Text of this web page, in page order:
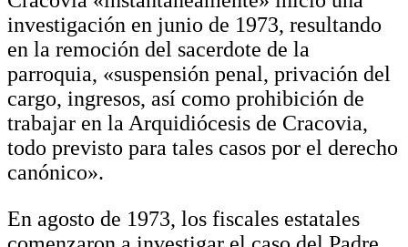
investigación en junio de 1973, resultando
en la remoción del sacerdote de la
parroquia, «suspensión penal, privación del
cargo, ingresos, así como prohibición de
trabajar en la Arquidiócesis de Cracovia,
todo previsto para tales casos por el derecho
canónico».
En agosto de 1973, los fiscales estatales